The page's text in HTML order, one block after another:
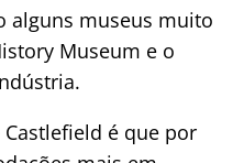
alguns museus muito
Museum e o
é que por